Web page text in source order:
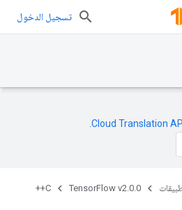
تسجيل الدخول
Cloud Translation API‏
TensorFlow v2.0.0
C++